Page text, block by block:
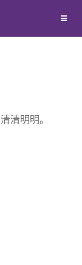
清明明。